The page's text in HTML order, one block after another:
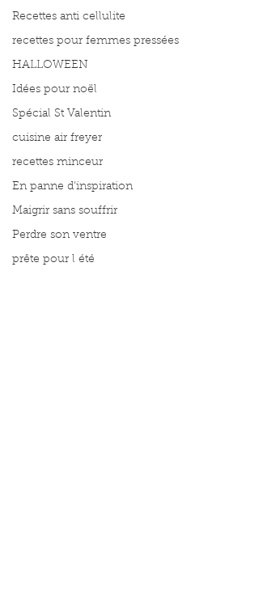
Recettes anti cellulite
recettes pour femmes pressées
HALLOWEEN
Idées pour noël
Spécial St Valentin
cuisine air freyer
recettes minceur
En panne d'inspiration
Maigrir sans souffrir
Perdre son ventre
prête pour l été